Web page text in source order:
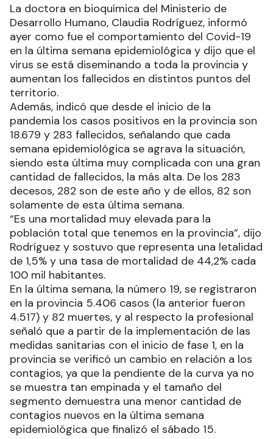
La doctora en bioquímica del Ministerio de
Desarrollo Humano, Claudia Rodríguez, informó
ayer como fue el comportamiento del Covid-19
en la última semana epidemiológica y dijo que el
virus se está diseminando a toda la provincia y
aumentan los fallecidos en distintos puntos del
territorio.
Además, indicó que desde el inicio de la
pandemia los casos positivos en la provincia son
18.679 y 283 fallecidos, señalando que cada
semana epidemiológica se agrava la situación,
siendo esta última muy complicada con una gran
cantidad de fallecidos, la más alta. De los 283
decesos, 282 son de este año y de ellos, 82 son
solamente de esta última semana.
“Es una mortalidad muy elevada para la
población total que tenemos en la provincia”, dijo
Rodríguez y sostuvo que representa una letalidad
de 1,5% y una tasa de mortalidad de 44,2% cada
100 mil habitantes.
En la última semana, la número 19, se registraron
en la provincia 5.406 casos (la anterior fueron
4.517) y 82 muertes, y al respecto la profesional
señaló que a partir de la implementación de las
medidas sanitarias con el inicio de fase 1, en la
provincia se verificó un cambio en relación a los
contagios, ya que la pendiente de la curva ya no
se muestra tan empinada y el tamaño del
segmento demuestra una menor cantidad de
contagios nuevos en la última semana
epidemiológica que finalizó el sábado 15.